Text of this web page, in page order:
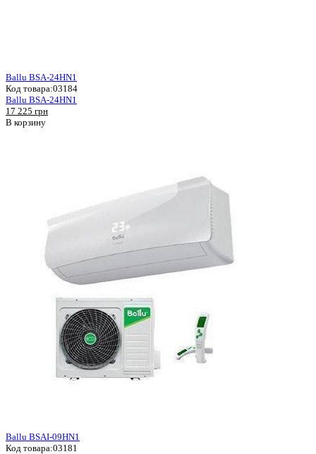
Ballu BSA-24HN1
Код товара:03184
Ballu BSA-24HN1
17 225 грн
В корзину
Ballu BSAI-09HN1
Код товара:03181